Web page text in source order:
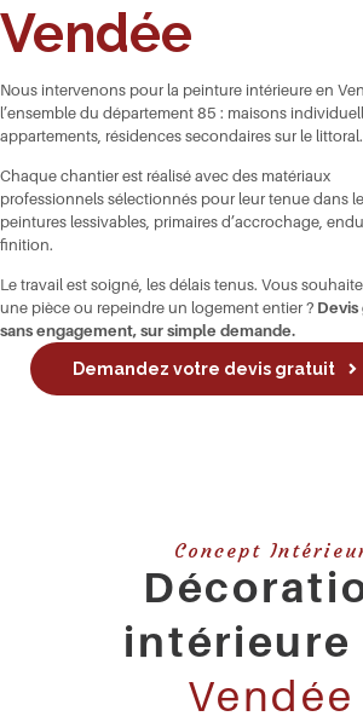
Vendée
Nous intervenons pour la peinture intérieure en
l’ensemble du département 85 : maisons
appartements, résidences secondaires sur le littoral.
Chaque chantier est réalisé avec des matériaux
professionnels sélectionnés pour leur tenue dans
peintures lessivables, primaires d’accrochage,
finition.
Le travail est soigné, les délais tenus. Vous
une pièce ou repeindre un logement entier ?
sans engagement, sur simple demande.
Demandez votre devis gratuit
Concept
intérieure
Vendée